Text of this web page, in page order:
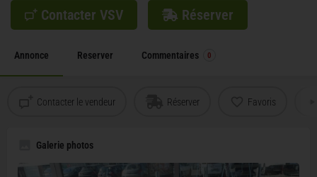
Contacter VSV Réserver
Annonce Reserver Commentaires 0
Contacter le vendeur Réserver Favoris
Galerie photos